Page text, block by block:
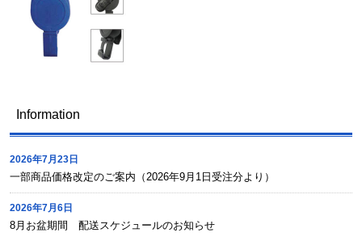
Information
2026年7月23日
一部商品価格改定のご案内（2026年9月1日受注分より）
2026年7月6日
8月お盆期間 配送スケジュールのお知らせ